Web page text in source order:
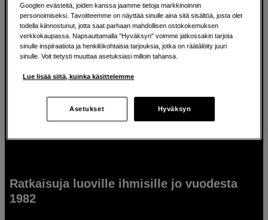
Suodata Lajittele haku:Eniten myydyt
Näyttää 23 tuotetta
Edellinen Seuraava
Ratkaisuja luoville ihmisille jo vuodesta
1982
Googlen evästeitä, joiden kanssa jaamme tietoja markkinoinnin
personoimiseksi. Tavoitteemme on näyttää sinulle aina sitä sisältöä, josta olet
todella kiinnostunut, jotta saat parhaan mahdollisen ostokokemuksen
verkkokaupassa. Napsauttamalla "Hyväksyn" voimme jatkossakin tarjota
sinulle inspiraatiota ja henkilökohtaisia tarjouksia, jotka on räätälöity juuri
sinulle. Voit tietysti muuttaa asetuksiasi milloin tahansa.
Lue lisää siitä, kuinka käsittelemme
Asetukset Hyväksyn